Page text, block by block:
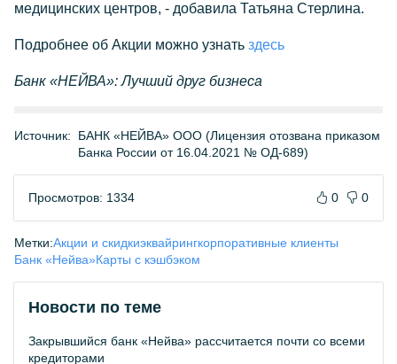
медицинских центров, - добавила Татьяна Стерлина.
Подробнее об Акции можно узнать здесь
Банк «НЕЙВА»: Лучший друг бизнеса
Источник:
БАНК «НЕЙВА» ООО (Лицензия отозвана приказом
Банка России от 16.04.2021 № ОД-689)
Просмотров: 1334 0 0
Метки:Акции и скидкиэквайрингкорпоративные клиенты
Банк «Нейва»Карты с кэшбэком
Новости по теме
Закрывшийся банк «Нейва» рассчитается почти со всеми
кредиторами